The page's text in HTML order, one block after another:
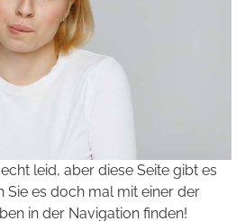
leid, aber diese Seite gibt es
Sie es doch mal mit einer der
in der Navigation finden!